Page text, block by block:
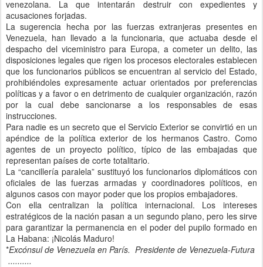
venezolana. La que intentarán destruir con expedientes y
acusaciones forjadas.
La sugerencia hecha por las fuerzas extranjeras presentes en
Venezuela, han llevado a la funcionaria, que actuaba desde el
despacho del viceministro para Europa, a cometer un delito, las
disposiciones legales que rigen los procesos electorales establecen
que los funcionarios públicos se encuentran al servicio del Estado,
prohibiéndoles expresamente actuar orientados por preferencias
políticas y a favor o en detrimento de cualquier organización, razón
por la cual debe sancionarse a los responsables de esas
instrucciones.
Para nadie es un secreto que el Servicio Exterior se convirtió en un
apéndice de la política exterior de los hermanos Castro. Como
agentes de un proyecto político, típico de las embajadas que
representan países de corte totalitario.
La “cancillería paralela” sustituyó los funcionarios diplomáticos con
oficiales de las fuerzas armadas y coordinadores políticos, en
algunos casos con mayor poder que los propios embajadores.
Con ella centralizan la política internacional. Los intereses
estratégicos de la nación pasan a un segundo plano, pero les sirve
para garantizar la permanencia en el poder del pupilo formado en
La Habana: ¡Nicolás Maduro!
*Excónsul de Venezuela en París. Presidente de Venezuela-Futura
..........